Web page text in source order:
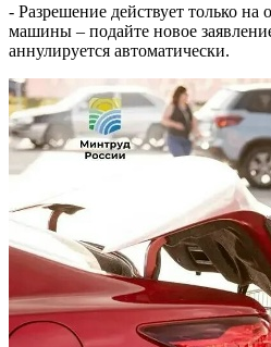
- Разрешение действует только на
машины – подайте новое
аннулируется автоматически.